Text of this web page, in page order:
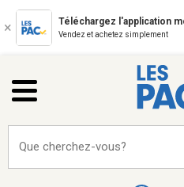
Téléchargez l'application
Vendez et achetez simplement
Que cherchez-vous?